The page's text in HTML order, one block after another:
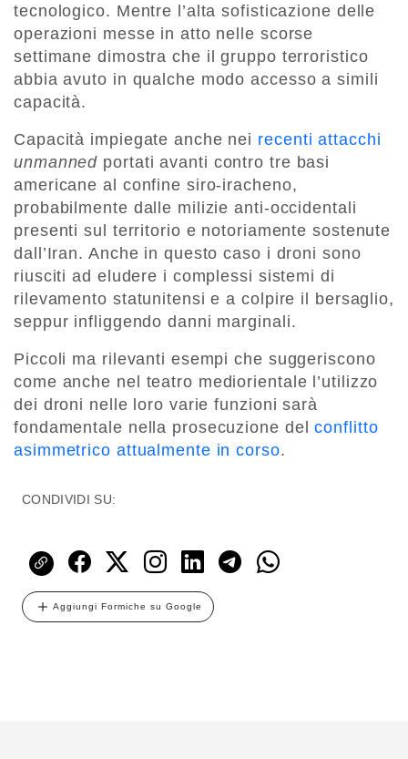
tecnologico. Mentre l’alta sofisticazione delle
operazioni messe in atto nelle scorse
settimane dimostra che il gruppo terroristico
abbia avuto in qualche modo accesso a simili
capacità.
Capacità impiegate anche nei recenti attacchi
unmanned portati avanti contro tre basi
americane al confine siro-iracheno,
probabilmente dalle milizie anti-occidentali
presenti sul territorio e notoriamente sostenute
dall’Iran. Anche in questo caso i droni sono
riusciti ad eludere i complessi sistemi di
rilevamento statunitensi e a colpire il bersaglio,
seppur infliggendo danni marginali.
Piccoli ma rilevanti esempi che suggeriscono
come anche nel teatro mediorientale l’utilizzo
dei droni nelle loro varie funzioni sarà
fondamentale nella prosecuzione delconflitto
asimmetrico attualmente in corso.
CONDIVIDI SU:
Aggiungi Formiche su Google